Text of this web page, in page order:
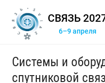
СВЯЗЬ
6–9 апреля
Системы и
спутниковой